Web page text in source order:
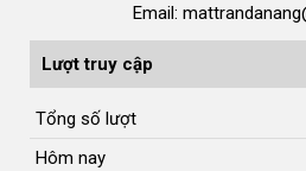
Email:
Lượt truy cập
Tổng số lượt
Hôm nay